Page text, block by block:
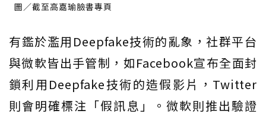
圖／截至高嘉瑜臉書專頁
有鑑於濫用Deepfake技術的亂象，社群平台
與微軟皆出手管制，如Facebook宣布全面封
鎖利用Deepfake技術的造假影片，Twitter
則會明確標注「假訊息」。微軟則推出驗證